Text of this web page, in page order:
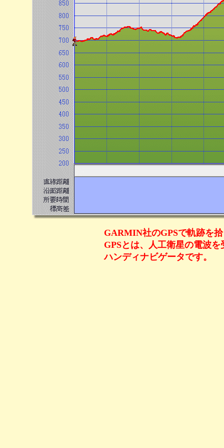
GARMIN社のGPSで軌跡を
GPSとは、人工衛星の電波
ハンディナビゲータです。